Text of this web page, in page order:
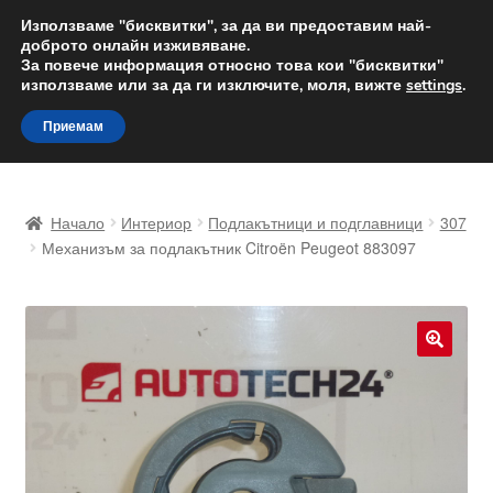
ДОСТАВКА от 12 лв.
Доставка по целия свят
Skip
to
navigation
Skip
to
content
Доставка по целия свят
Количка
Начало Интериор Подлакътници и подглавници
307
Механизъм за подлакътник Citroën Peugeot 883097
Използваме "бисквитки", за да ви предоставим най-
доброто онлайн изживяване.
За повече информация относно това кои "бисквитки"
използваме или за да ги изключите, моля, вижте settings.
Приемам